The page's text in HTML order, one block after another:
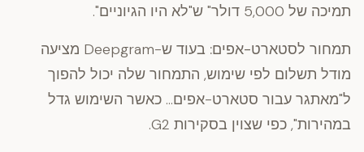
תמיכה של 5,000 דולר" ש"לא היו הגיוניים".
תמחור לסטארט-אפים:
בעוד ש-Deepgram מציעה
מודל תשלום לפי שימוש, התמחור שלה יכול להפוך
ל"מאתגר עבור סטארט-אפים… כאשר השימוש גדל
במהירות", כפי שצוין בסקירות G2.